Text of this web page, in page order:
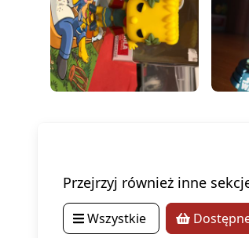
Przejrzyj również inne
Wszystkie